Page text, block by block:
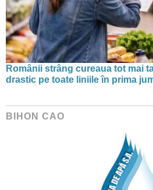
Românii strâng cureaua tot mai
drastic pe toate liniile în prima
BIHON CAO